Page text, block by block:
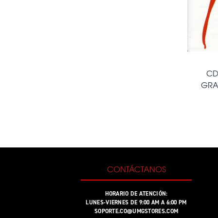
CONTÁCTANOS
HORARIO DE ATENCIÓN:
LUNES-VIERNES DE 9:00 AM A 6:00 PM
SOPORTE.CO@UMGSTORES.COM